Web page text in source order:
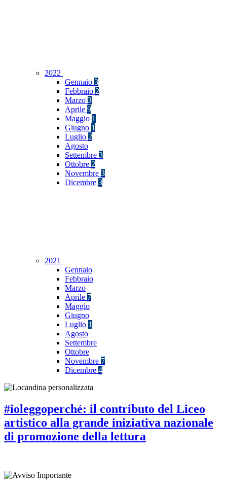
2022
Gennaio 3
Febbraio 2
Marzo 3
Aprile 9
Maggio 1
Giugno 1
Luglio 2
Agosto
Settembre 3
Ottobre 2
Novembre 3
Dicembre 3
2021
Gennaio
Febbraio
Marzo
Aprile 7
Maggio
Giugno
Luglio 1
Agosto
Settembre
Ottobre
Novembre 7
Dicembre 4
#ioleggoperché: il contributo del Liceo
artistico alla grande iniziativa nazionale
di promozione della lettura